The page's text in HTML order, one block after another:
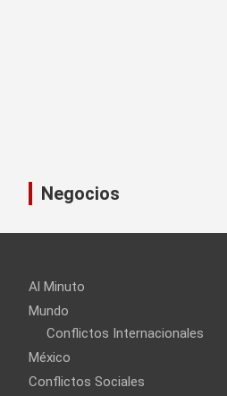
Negocios
Al Minuto
Mundo
Conflictos Internacionales
México
Conflictos Sociales